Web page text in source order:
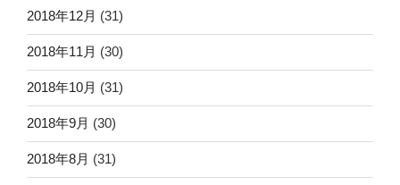
2018年12月 (31)
2018年11月 (30)
2018年10月 (31)
2018年9月 (30)
2018年8月 (31)